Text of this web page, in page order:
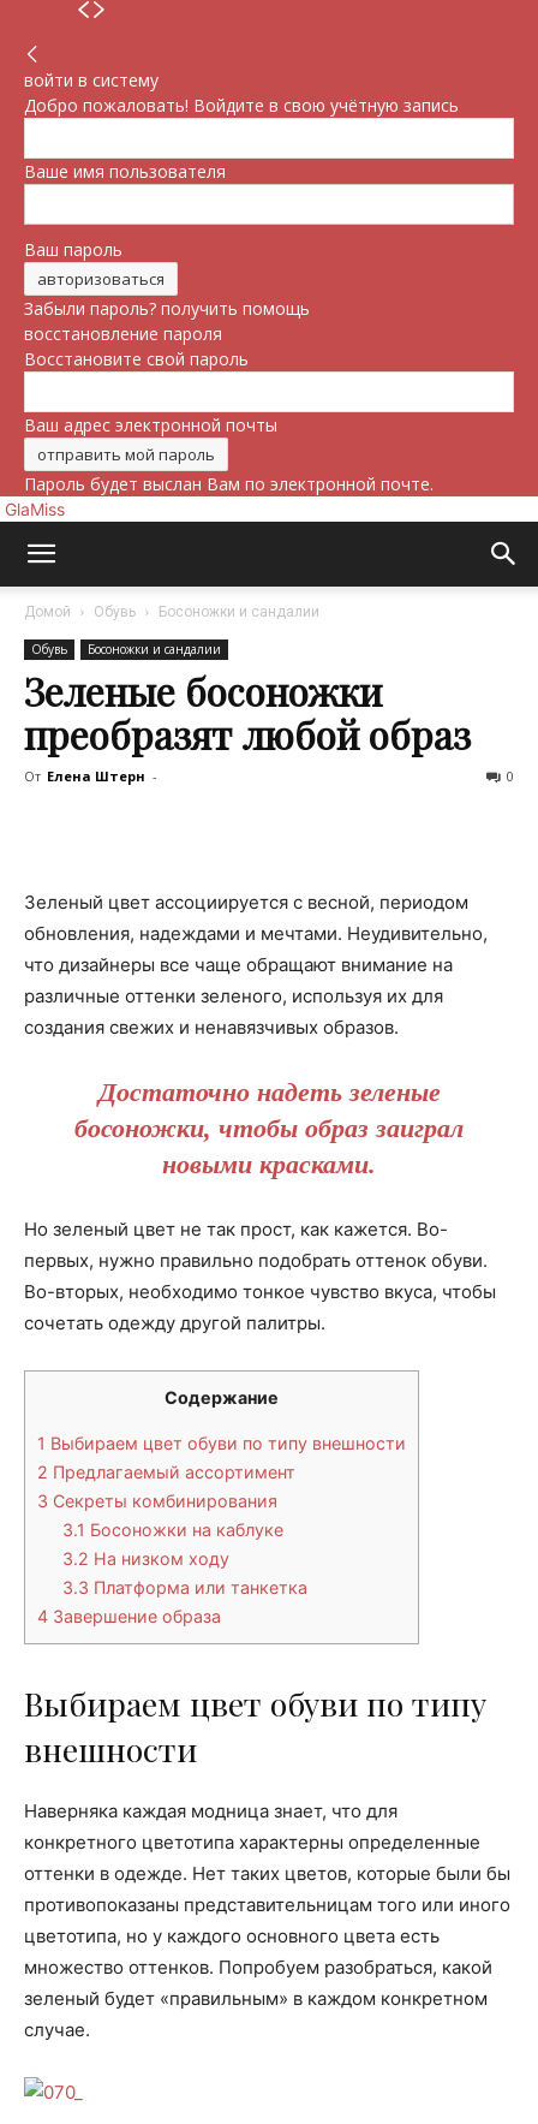
войти в систему
Добро пожаловать! Войдите в свою учётную запись
Ваше имя пользователя
Ваш пароль
Забыли пароль? получить помощь
восстановление пароля
Восстановите свой пароль
Ваш адрес электронной почты
Пароль будет выслан Вам по электронной почте.
GlaMiss
Домой Обувь Босоножки и сандалии
Обувь Босоножки и сандалии
Зеленые босоножки
преобразят любой образ
От Елена Штерн - 0
Зеленый цвет ассоциируется с весной, периодом
обновления, надеждами и мечтами. Неудивительно,
что дизайнеры все чаще обращают внимание на
различные оттенки зеленого, используя их для
создания свежих и ненавязчивых образов.
Достаточно надеть зеленые
босоножки, чтобы образ заиграл
новыми красками.
Но зеленый цвет не так прост, как кажется. Во-
первых, нужно правильно подобрать оттенок обуви.
Во-вторых, необходимо тонкое чувство вкуса, чтобы
сочетать одежду другой палитры.
Содержание
1 Выбираем цвет обуви по типу внешности
2 Предлагаемый ассортимент
3 Секреты комбинирования
3.1 Босоножки на каблуке
3.2 На низком ходу
3.3 Платформа или танкетка
4 Завершение образа
Выбираем цвет обуви по типу
внешности
Наверняка каждая модница знает, что для
конкретного цветотипа характерны определенные
оттенки в одежде. Нет таких цветов, которые были бы
противопоказаны представительницам того или иного
цветотипа, но у каждого основного цвета есть
множество оттенков. Попробуем разобраться, какой
зеленый будет «правильным» в каждом конкретном
случае.